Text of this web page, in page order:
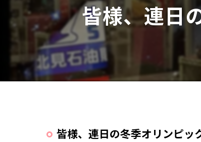
皆様、連日
皆様、連日の冬季オリンピッ